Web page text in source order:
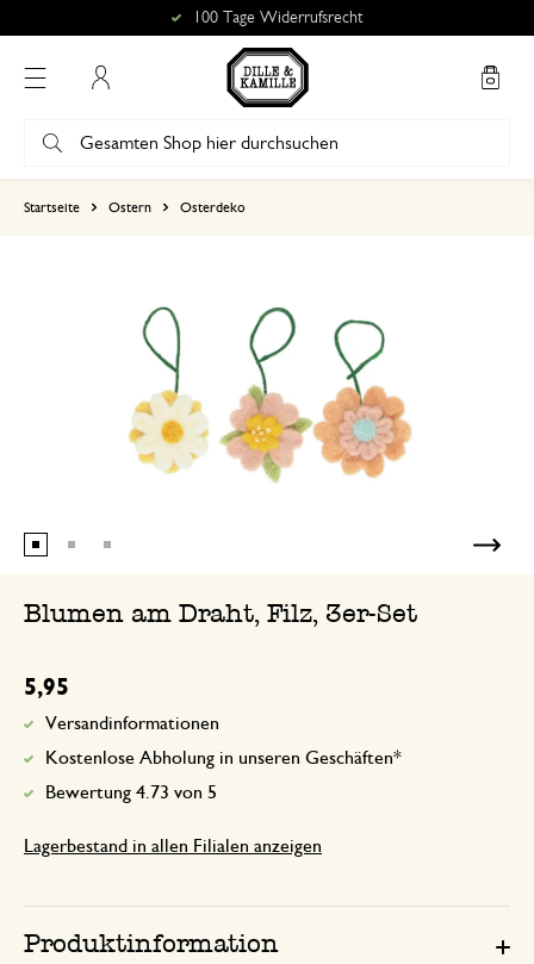
100 Tage Widerrufsrecht
Startseite Ostern Osterdeko
Blumen am Draht, Filz, 3er-Set
5,95
Versandinformationen
Kostenlose Abholung in unseren Geschäften*
Bewertung 4.73 von 5
Lagerbestand in allen Filialen anzeigen
Produktinformation
Schön in Form und Farben
schönen Fotos! Viel Spaß mit Ihrer